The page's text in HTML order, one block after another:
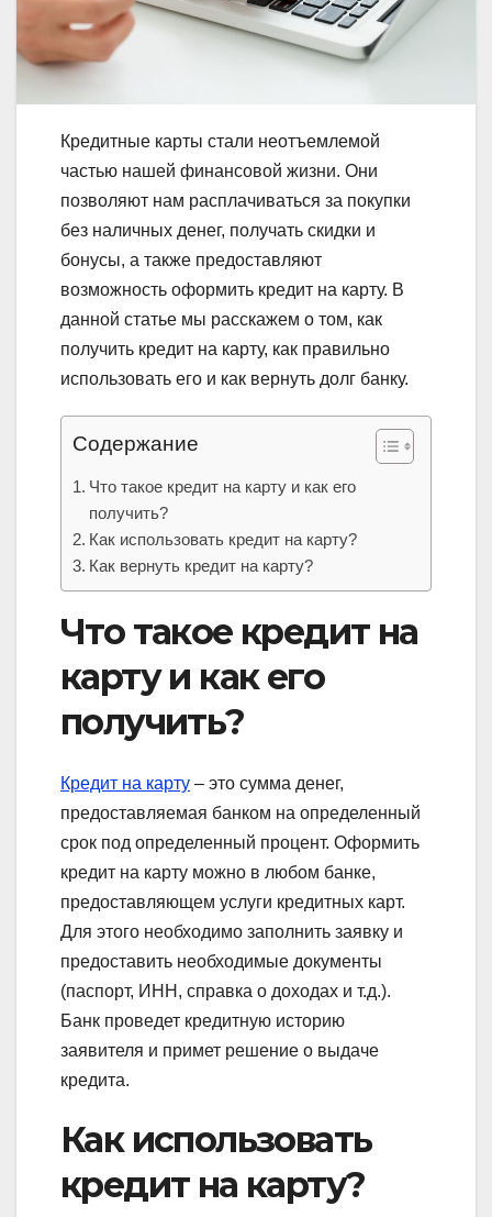
Кредитные карты стали неотъемлемой
частью нашей финансовой жизни. Они
позволяют нам расплачиваться за покупки
без наличных денег, получать скидки и
бонусы, а также предоставляют
возможность оформить кредит на карту. В
данной статье мы расскажем о том, как
получить кредит на карту, как правильно
использовать его и как вернуть долг банку.
Содержание
Что такое кредит на карту и как его
получить?
Как использовать кредит на карту?
Как вернуть кредит на карту?
Что такое кредит на
карту и как его
получить?
Кредит на карту – это сумма денег,
предоставляемая банком на определенный
срок под определенный процент. Оформить
кредит на карту можно в любом банке,
предоставляющем услуги кредитных карт.
Для этого необходимо заполнить заявку и
предоставить необходимые документы
(паспорт, ИНН, справка о доходах и т.д.).
Банк проведет кредитную историю
заявителя и примет решение о выдаче
кредита.
Как использовать
кредит на карту?